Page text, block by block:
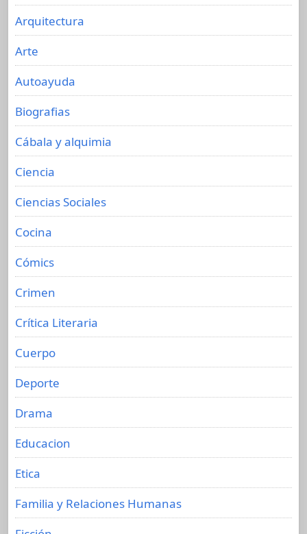
Arquitectura
Arte
Autoayuda
Biografias
Cábala y alquimia
Ciencia
Ciencias Sociales
Cocina
Cómics
Crimen
Crítica Literaria
Cuerpo
Deporte
Drama
Educacion
Etica
Familia y Relaciones Humanas